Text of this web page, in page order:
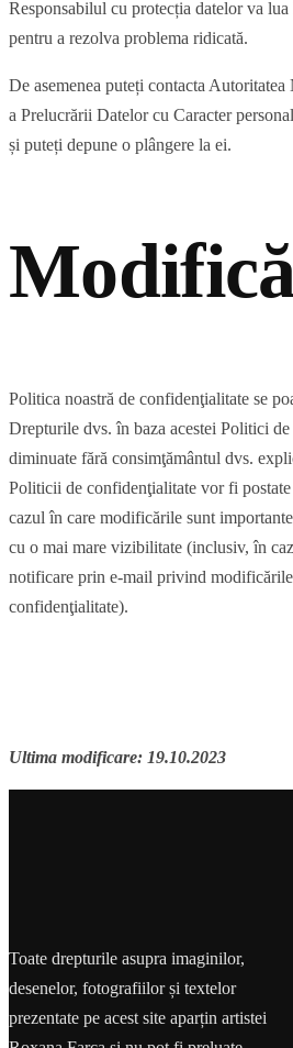
Responsabilul cu protecția datelor va
pentru a rezolva problema ridicată.
De asemenea puteți contacta
a Prelucrării Datelor cu Caracter
și puteți depune o plângere la ei.
Politica noastră de confidenţialitate se
Drepturile dvs. în baza acestei Politici
diminuate fără consimţământul dvs.
Politicii de confidenţialitate vor fi postate
cazul în care modificările sunt
cu o mai mare vizibilitate (inclusiv, în
notificare prin e-mail privind
confidenţialitate).
Ultima modificare: 19.10.2023
Toate drepturile asupra imaginilor,
desenelor, fotografiilor și textelor
prezentate pe acest site aparțin artistei